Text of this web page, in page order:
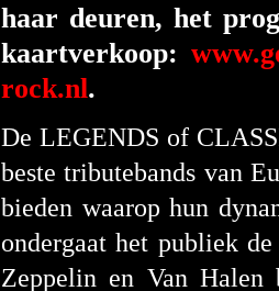
haar deuren, het
kaartverkoop:
rock.nl.
De LEGENDS of
beste tributebands van
bieden waarop hun
ondergaat het publiek
Zeppelin en Van Halen